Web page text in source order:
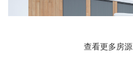
查看更多房源